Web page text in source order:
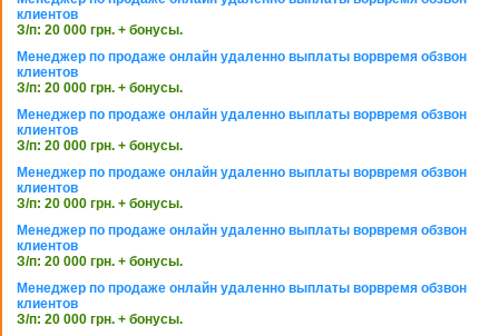
клиентов
З/п: 20 000 грн. + бонусы.
Менеджер по продаже онлайн удаленно выплаты ворвремя обзвон
клиентов
З/п: 20 000 грн. + бонусы.
Менеджер по продаже онлайн удаленно выплаты ворвремя обзвон
клиентов
З/п: 20 000 грн. + бонусы.
Менеджер по продаже онлайн удаленно выплаты ворвремя обзвон
клиентов
З/п: 20 000 грн. + бонусы.
Менеджер по продаже онлайн удаленно выплаты ворвремя обзвон
клиентов
З/п: 20 000 грн. + бонусы.
Менеджер по продаже онлайн удаленно выплаты ворвремя обзвон
клиентов
З/п: 20 000 грн. + бонусы.